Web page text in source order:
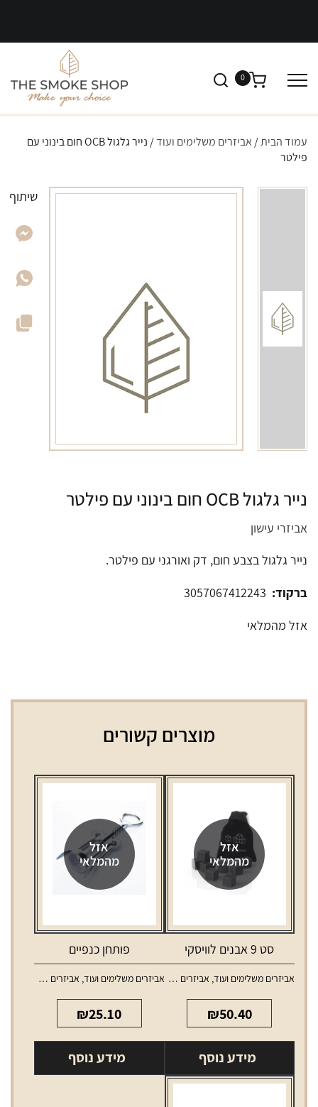
0
עמוד הבית/ אביזרים משלימים ועוד
/ נייר גלגול OCB חום בינוני עם
פילטר
נייר גלגול OCB חום בינוני עם פילטר
אביזרי עישון
נייר גלגול בצבע חום, דק ואורגני עם פילטר.
ברקוד:
אזל מהמלאי
שיתוף
מוצרים קשורים
אזל
מהמלאי
סט 9 אבנים לוויסקי
אביזרים משלימים ועוד, אביזרים משלימים לאלכוהול
₪50.40
מידע נוסף
אזל
מהמלאי
פותחן כנפיים
אביזרים משלימים ועוד, אביזרים משלימים לאלכוהול
₪25.10
מידע נוסף